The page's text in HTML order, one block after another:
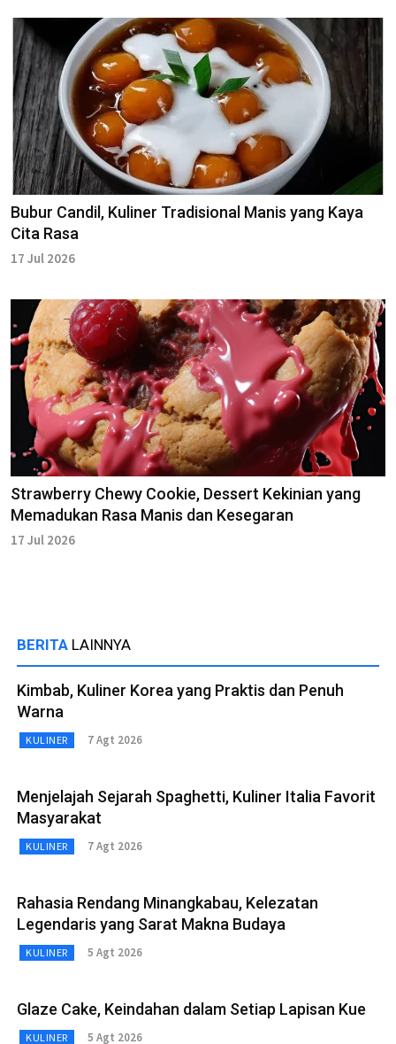
Bubur Candil, Kuliner Tradisional Manis yang Kaya
Cita Rasa
17 Jul 2026
Strawberry Chewy Cookie, Dessert Kekinian yang
Memadukan Rasa Manis dan Kesegaran
17 Jul 2026
BERITA LAINNYA
Kimbab, Kuliner Korea yang Praktis dan Penuh
Warna
KULINER 7 Agt 2026
Menjelajah Sejarah Spaghetti, Kuliner Italia Favorit
Masyarakat
KULINER 7 Agt 2026
Rahasia Rendang Minangkabau, Kelezatan
Legendaris yang Sarat Makna Budaya
KULINER 5 Agt 2026
Glaze Cake, Keindahan dalam Setiap Lapisan Kue
KULINER 5 Agt 2026